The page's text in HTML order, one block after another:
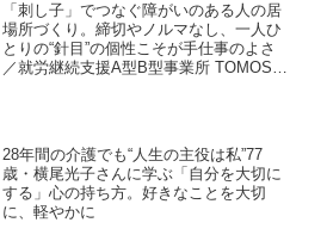
「刺し子」でつなぐ障がいのある人の居
場所づくり。締切やノルマなし、一人ひ
とりの“針目”の個性こそが手仕事のよさ
／就労継続支援A型B型事業所 TOMOS
28年間の介護でも“人生の主役は私”77
歳・横尾光子さんに学ぶ「自分を大切に
する」心の持ち方。好きなことを大切
に、軽やかに